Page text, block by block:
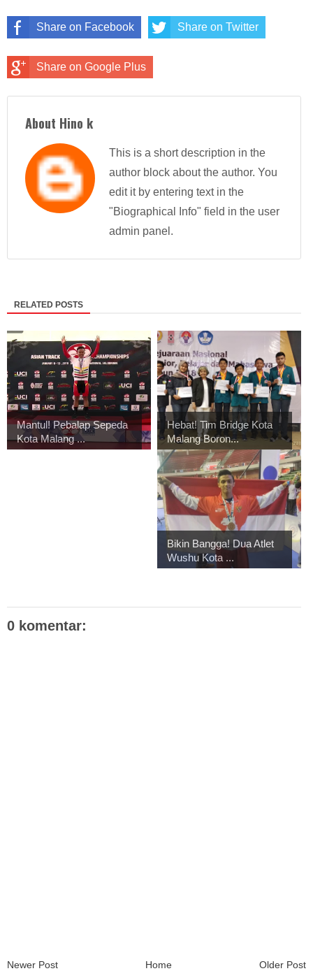
Share on Facebook Share on Twitter
Share on Google Plus
About Hino k
This is a short description in the
author block about the author. You
edit it by entering text in the
"Biographical Info" field in the user
admin panel.
RELATED POSTS
Mantul! Pebalap Sepeda
Kota Malang ...
Hebat! Tim Bridge Kota
Malang Boron...
Bikin Bangga! Dua Atlet
Wushu Kota ...
0 komentar:
Newer Post Older Post
Home